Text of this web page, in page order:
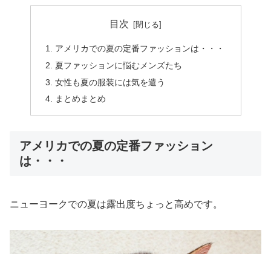
目次
アメリカでの夏の定番ファッションは・・・
夏ファッションに悩むメンズたち
女性も夏の服装には気を遣う
まとめまとめ
アメリカでの夏の定番ファッション
は・・・
ニューヨークでの夏は露出度ちょっと高めです。